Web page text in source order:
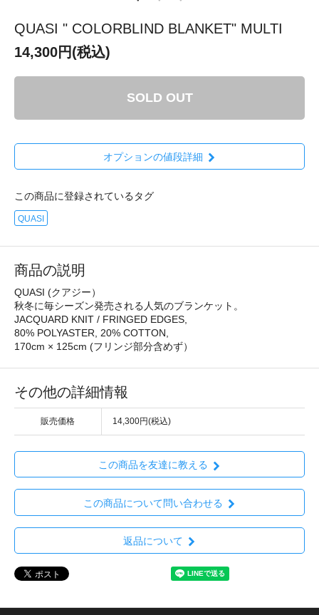
QUASI " COLORBLIND BLANKET" MULTI
14,300円(税込)
SOLD OUT
オプションの値段詳細
この商品に登録されているタグ
QUASI
商品の説明
QUASI (クアジー）
秋冬に毎シーズン発売される人気のブランケット。
JACQUARD KNIT / FRINGED EDGES,
80% POLYASTER, 20% COTTON,
170cm × 125cm (フリンジ部分含めず）
その他の詳細情報
販売価格 14,300円(税込)
この商品を友達に教える
この商品について問い合わせる
返品について